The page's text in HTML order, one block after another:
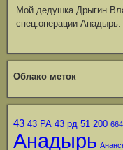
Мой дедушка Дрыгин
спец.операции Анадырь.
Облако меток
43 43 РА 43 рд 51 200 664
Анадырь